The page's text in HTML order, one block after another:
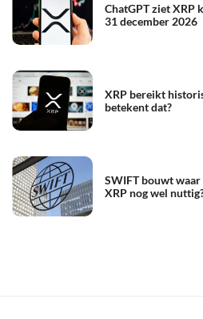
ChatGPT ziet XRP
31 december 2026
XRP bereikt
betekent dat?
SWIFT bouwt
XRP nog wel